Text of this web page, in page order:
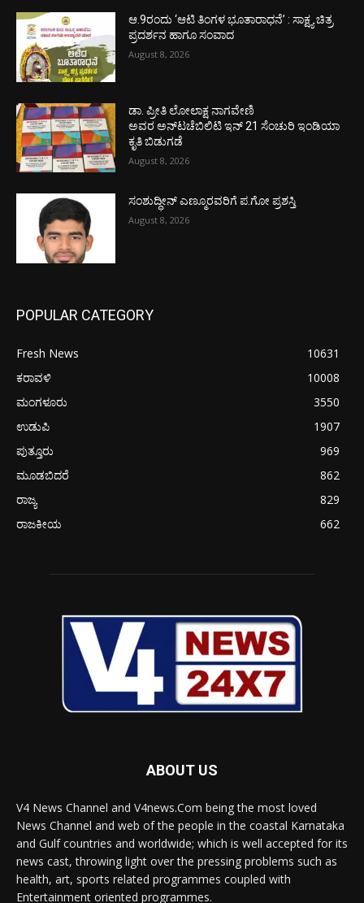
ಆ.9ರಂದು ‘ಆಟಿ ತಿಂಗಳ ಭೂತಾರಾಧನೆ’ : ಸಾಕ್ಷ್ಯ ಚಿತ್ರ
ಪ್ರದರ್ಶನ ಹಾಗೂ ಸಂವಾದ
August 8, 2026
ಡಾ. ಪ್ರೀತಿ ಲೋಲಾಕ್ಷ ನಾಗವೇಣಿ
ಅವರ ಅನ್‌ಟಚೆಬಿಲಿಟಿ ಇನ್ 21 ಸೆಂಚುರಿ ಇಂಡಿಯಾ
ಕೃತಿ ಬಿಡುಗಡೆ
August 8, 2026
ಸಂಶುದ್ಧೀನ್ ಎಣ್ಮೂರವರಿಗೆ ಪ.ಗೋ ಪ್ರಶಸ್ತಿ
August 8, 2026
POPULAR CATEGORY
Fresh News
10631
ಕರಾವಳಿ
10008
ಮಂಗಳೂರು
3550
ಉಡುಪಿ
1907
ಪುತ್ತೂರು
969
ಮೂಡಬಿದರೆ
862
ರಾಜ್ಯ
829
ರಾಜಕೀಯ
662
ABOUT US
V4 News Channel and V4news.Com being the most loved
News Channel and web of the people in the coastal Karnataka
and Gulf countries and worldwide; which is well accepted for its
news cast, throwing light over the pressing problems such as
health, art, sports related programmes coupled with
Entertainment oriented programmes.